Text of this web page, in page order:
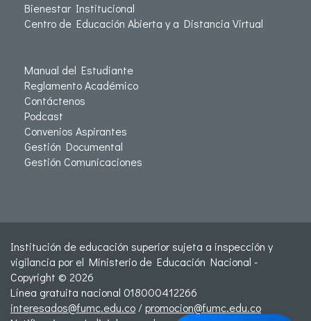
Bienestar Institucional
Centro de Educación Abierta y a Distancia Virtual
Manual del Estudiante
Reglamento Académico
Contáctenos
Podcast
Convenios Aspirantes
Gestión Documental
Gestión Comunicaciones
Institución de educación superior sujeta a inspección y
vigilancia por el Ministerio de Educación Nacional -
Copyright © 2026
Línea gratuita nacional 018000412266
interesados@fumc.edu.co /promocion@fumc.edu.co